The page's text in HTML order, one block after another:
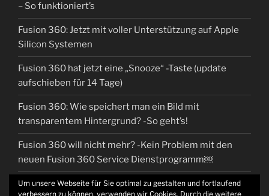
– So funktioniert’s
Fusion 360: Jetzt mit voller Unterstützung auf Apple
Silicon Systemen
Fusion 360 hat jetzt eine „Snooze“ -Taste (update
aufschieben für 14 Tage)
Fusion 360: Wie speichert man ein Bild mit
transparentem Hintergrund? -So geht’s!
Fusion 360 will nicht mehr? -Kein Problem mit den
neuen Fusion 360 Service Dienstprogramm￼
Um unsere Webseite für Sie optimal zu gestalten und fortlaufend
verbessern zu können, verwenden wir Cookies. Durch die weitere